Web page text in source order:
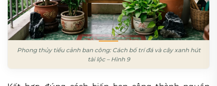
Phong thủy tiểu cảnh ban công: Cách bố trí đá và cây xanh hút
tài lộc – Hình 9